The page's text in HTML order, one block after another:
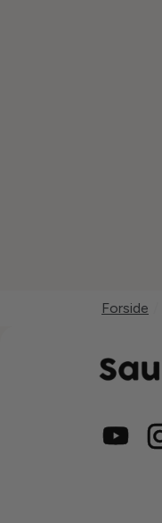
Forside